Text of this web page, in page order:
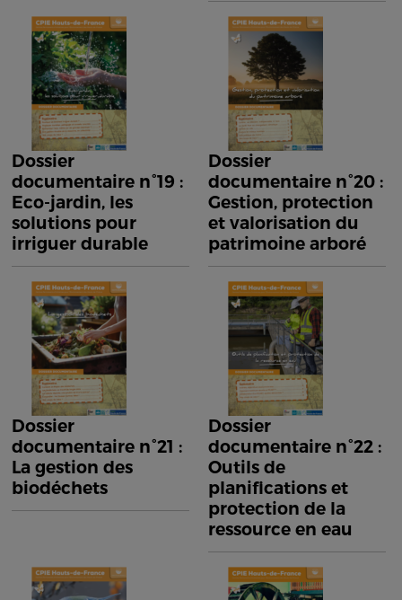
Dossier
documentaire n°19 :
Eco-jardin, les
solutions pour
irriguer durable
Dossier
documentaire n°20 :
Gestion, protection
et valorisation du
patrimoine arboré
Dossier
documentaire n°21 :
La gestion des
biodéchets
Dossier
documentaire n°22 :
Outils de
planifications et
protection de la
ressource en eau